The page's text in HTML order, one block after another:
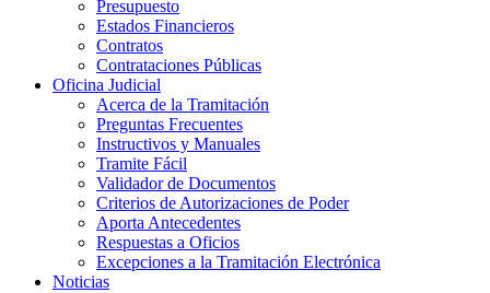
Presupuesto
Estados Financieros
Contratos
Contrataciones Públicas
Oficina Judicial
Acerca de la Tramitación
Preguntas Frecuentes
Instructivos y Manuales
Tramite Fácil
Validador de Documentos
Criterios de Autorizaciones de Poder
Aporta Antecedentes
Respuestas a Oficios
Excepciones a la Tramitación Electrónica
Noticias